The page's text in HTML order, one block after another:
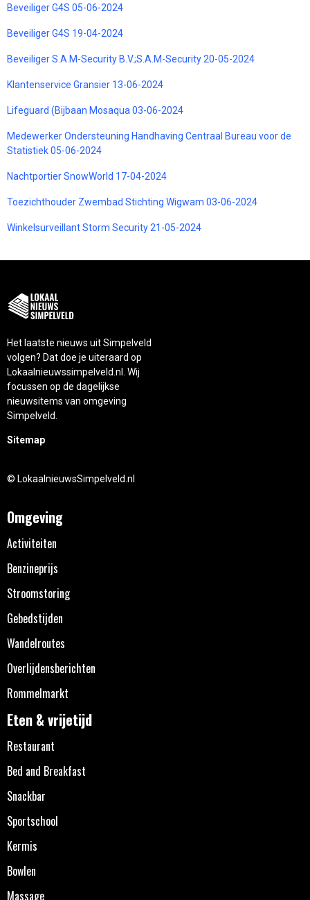
Beveiliger G4S 05-06-2024
Beveiliger G4S 19-04-2024
Beveiliger S.A.M-Security B.V.;S.A.M-Security 20-05-2024
Klantenservice Gransier 13-06-2024
Lifeguard (Bijbaan Mosaqua 03-06-2024
Medewerker Ondersteuning Handhaving Centraal Bureau voor de
Statistiek 05-06-2024
Nachtportier SnowWorld 17-04-2024
Toezichthouder Zwembad Stichting Wigwam 03-06-2024
Winkelsurveillant Storm Security 21-05-2024
Het laatste nieuws uit Simpelveld
volgen? Dat doe je uiteraard op
Lokaalnieuwssimpelveld.nl. Wij
focussen op de dagelijkse
nieuwsitems van omgeving
Simpelveld.
Sitemap
© LokaalnieuwsSimpelveld.nl
Omgeving
Activiteiten
Benzineprijs
Stroomstoring
Gebedstijden
Wandelroutes
Overlijdensberichten
Rommelmarkt
Eten & vrijetijd
Restaurant
Bed and Breakfast
Snackbar
Sportschool
Kermis
Bowlen
Massage